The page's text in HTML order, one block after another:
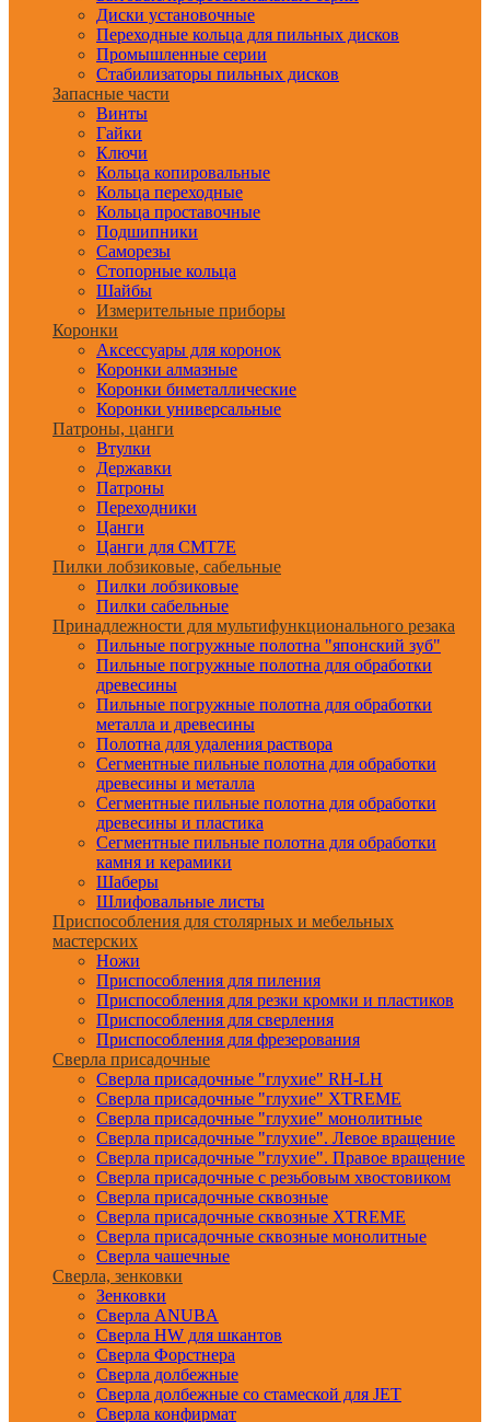
Диски установочные
Переходные кольца для пильных дисков
Промышленные серии
Стабилизаторы пильных дисков
Запасные части
Винты
Гайки
Ключи
Кольца копировальные
Кольца переходные
Кольца проставочные
Подшипники
Саморезы
Стопорные кольца
Шайбы
Измерительные приборы
Коронки
Аксессуары для коронок
Коронки алмазные
Коронки биметаллические
Коронки универсальные
Патроны, цанги
Втулки
Державки
Патроны
Переходники
Цанги
Цанги для CMT7E
Пилки лобзиковые, сабельные
Пилки лобзиковые
Пилки сабельные
Принадлежности для мультифункционального резака
Пильные погружные полотна "японский зуб"
Пильные погружные полотна для обработки
древесины
Пильные погружные полотна для обработки
металла и древесины
Полотна для удаления раствора
Сегментные пильные полотна для обработки
древесины и металла
Сегментные пильные полотна для обработки
древесины и пластика
Сегментные пильные полотна для обработки
камня и керамики
Шаберы
Шлифовальные листы
Приспособления для столярных и мебельных
мастерских
Ножи
Приспособления для пиления
Приспособления для резки кромки и пластиков
Приспособления для сверления
Приспособления для фрезерования
Сверла присадочные
Сверла присадочные "глухие" RH-LH
Сверла присадочные "глухие" XTREME
Сверла присадочные "глухие" монолитные
Сверла присадочные "глухие". Левое вращение
Сверла присадочные "глухие". Правое вращение
Сверла присадочные с резьбовым хвостовиком
Сверла присадочные сквозные
Сверла присадочные сквозные XTREME
Сверла присадочные сквозные монолитные
Сверла чашечные
Сверла, зенковки
Зенковки
Сверла ANUBA
Сверла HW для шкантов
Сверла Форстнера
Сверла долбежные
Сверла долбежные со стамеской для JET
Сверла конфирмат